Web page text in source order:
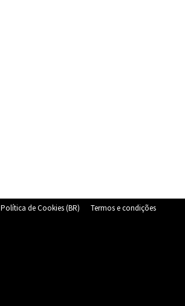
Política de Cookies (BR) Termos e condições